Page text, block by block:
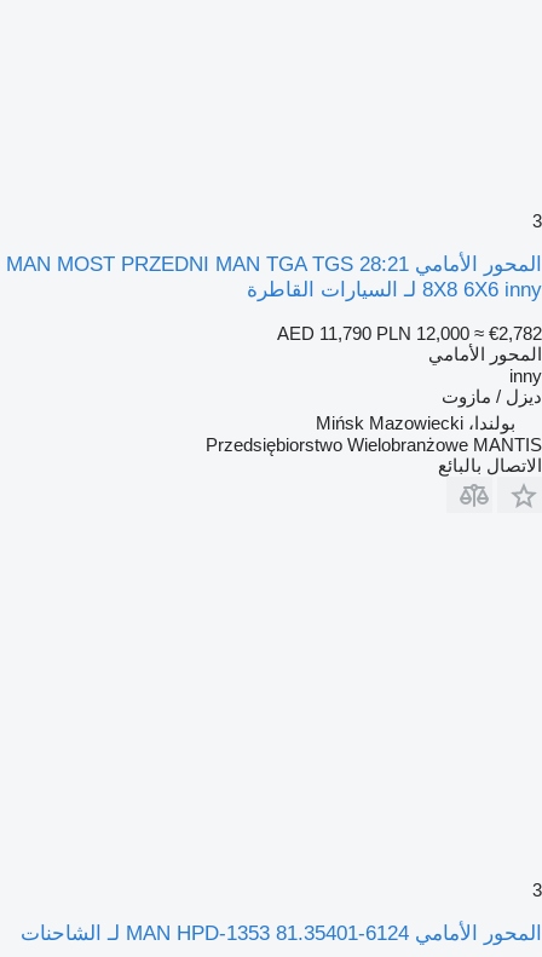
3
المحور الأمامي MAN MOST PRZEDNI MAN TGA TGS 28:21
8X8 6X6 inny لـ السيارات القاطرة
AED 11,790 PLN 12,000 ≈ €2,782
المحور الأمامي
inny
ديزل / مازوت
بولندا، Mińsk Mazowiecki
Przedsiębiorstwo Wielobranżowe MANTIS
الاتصال بالبائع
3
المحور الأمامي MAN HPD-1353 81.35401-6124 لـ الشاحنات